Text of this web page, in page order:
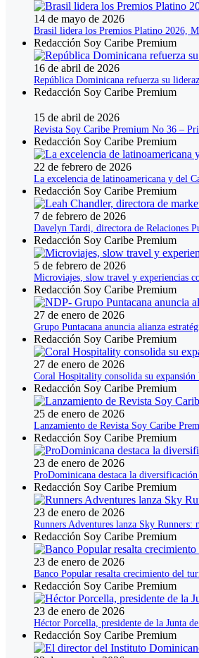
14 de mayo de 2026
Brasil lidera los Premios Platino 2026,
Redacción Soy Caribe Premium
16 de abril de 2026
República Dominicana refuerza su
Redacción Soy Caribe Premium
15 de abril de 2026
Revista Soy Caribe Premium No 36 –
Redacción Soy Caribe Premium
22 de febrero de 2026
La excelencia de latinoamericana y del
Redacción Soy Caribe Premium
7 de febrero de 2026
Davelyn Tardi, directora de Relaciones
Redacción Soy Caribe Premium
5 de febrero de 2026
Microviajes, slow travel y experiencias
Redacción Soy Caribe Premium
27 de enero de 2026
Grupo Puntacana anuncia alianza
Redacción Soy Caribe Premium
27 de enero de 2026
Coral Hospitality consolida su
Redacción Soy Caribe Premium
25 de enero de 2026
Lanzamiento de Revista Soy Caribe
Redacción Soy Caribe Premium
23 de enero de 2026
ProDominicana destaca la
Redacción Soy Caribe Premium
23 de enero de 2026
Runners Adventures lanza Sky Runners:
Redacción Soy Caribe Premium
23 de enero de 2026
Banco Popular resalta crecimiento del
Redacción Soy Caribe Premium
23 de enero de 2026
Héctor Porcella, presidente de la Junta
Redacción Soy Caribe Premium